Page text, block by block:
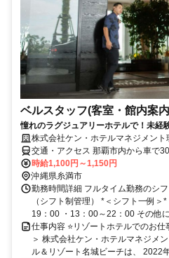
ベルスタッフ(客室・館内案
憧れのラグジュアリーホテルで！未経
株式会社ケン・ホテルマネジメント
交通・アクセス 那覇市内から車で
車・バイク通勤可
時給1,100円～1,150円
沖縄県糸満市
勤務時間詳細 フルタイム勤務のシ
（シフト制管理） *＜シフト一例
19：00 ・13：00～22：00 その他
仕事内容 ⭐リゾートホテルでのお
＞ 株式会社ケン・ホテルマネジメ
ル＆リゾート名城ビーチは、 2022